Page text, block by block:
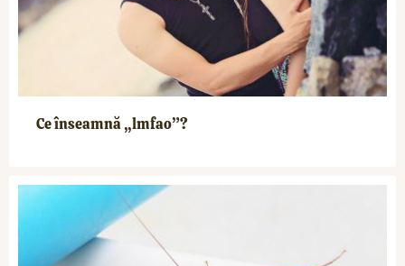
Ce înseamnă „lmfao”?